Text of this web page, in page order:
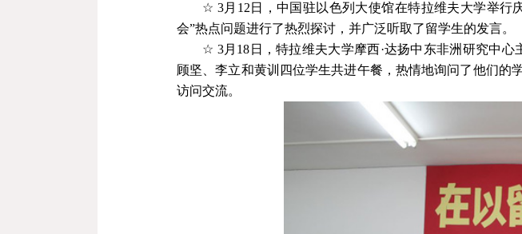
☆ 3月 12 日，中国驻以色列大使馆在特拉维夫大学举行
会”热点问题进行了热烈探讨，并广泛听取了留学生的发言。
☆ 3月 18 日，特拉维夫大学摩西·达扬中东非洲研究中心
顾坚、李立和黄训四位学生共进午餐，热情地询问了他们
访问交流。